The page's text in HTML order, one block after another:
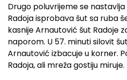
Drugo poluvrijeme se
Radoja isprobava šut sa ruba
kasnije Arnautović šut Radoje
naporom. U 57. minuti silovit
Arnautović izbacuje u korner.
Radoja, ali mreža gostiju miruje.